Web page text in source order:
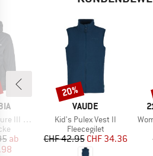
Jacket
Preis
ab
MARKE
VAUDE
Artikel
Kid's Pulex Vest II
Produktgruppe
Fleecegilet
Preis
CHF 42.95reduzierter Preis
CHF 34.36
Rabatt
20%